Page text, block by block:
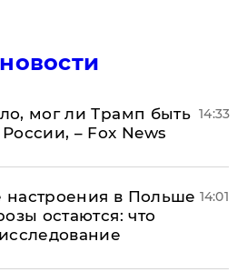
мог ли Трамп быть
– Fox News
14:33
настроения в Польше
остаются: что
14:01